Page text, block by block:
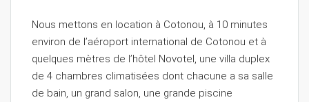
Nous mettons en location à Cotonou, à 10 minutes
environ de l’aéroport international de Cotonou et à
quelques mètres de l’hôtel Novotel, une villa duplex
de 4 chambres climatisées dont chacune a sa salle
de bain, un grand salon, une grande piscine